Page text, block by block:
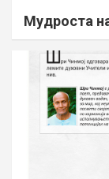
Мудроста